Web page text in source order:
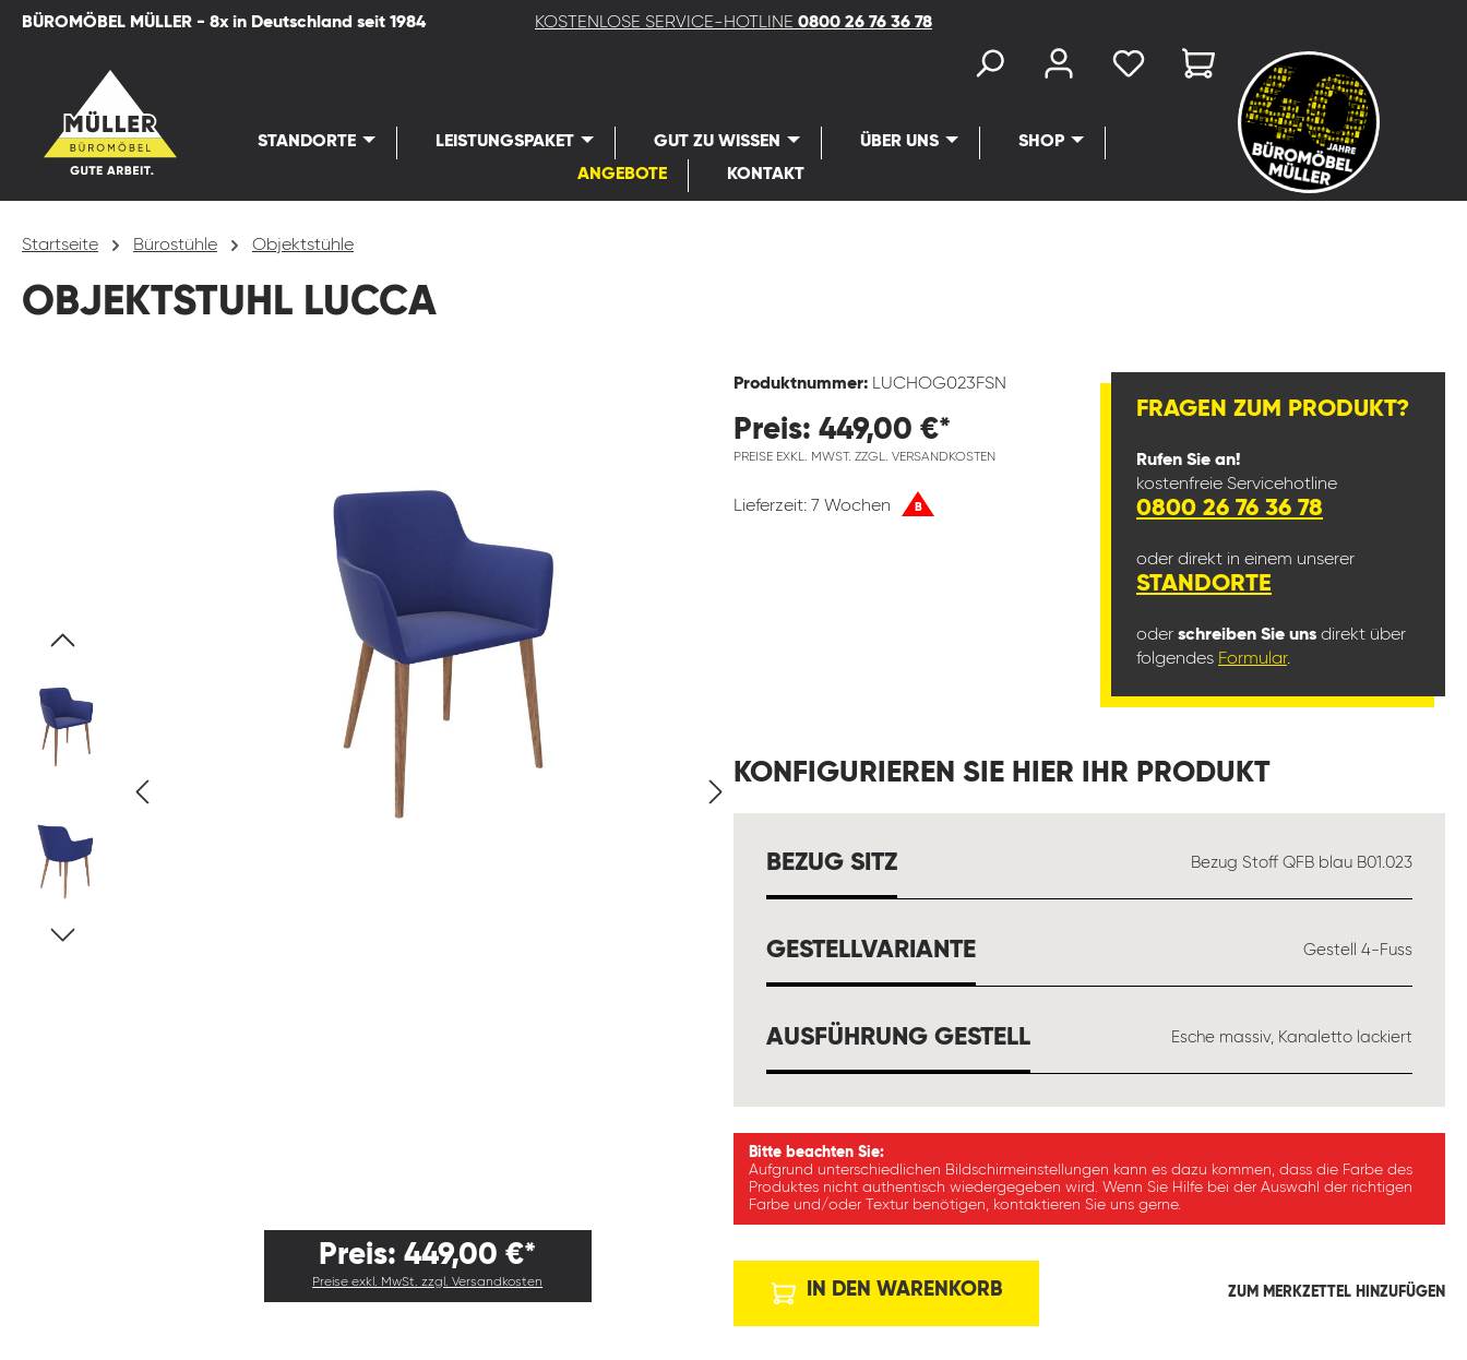
Zur Hauptnavigation springen
BÜROMÖBEL MÜLLER - 8x in Deutschland seit 1984 KOSTENLOSE SERVICE-HOTLINE 0800 26 76 36 78
STANDORTE LEISTUNGSPAKET GUT ZU WISSEN ÜBER UNS
SHOP
ANGEBOTE
KONTAKT
Startseite Bürostühle Objektstühle
OBJEKTSTUHL LUCCA
Preis: 449,00 €*
Preise exkl. MwSt. zzgl. Versandkosten
Produktnummer: LUCHOG023FSN
Preis: 449,00 €*
PREISE EXKL. MWST. ZZGL. VERSANDKOSTEN
Lieferzeit: 7 Wochen B
FRAGEN ZUM PRODUKT?
Rufen Sie an!
kostenfreie Servicehotline
0800 26 76 36 78
oder direkt in einem unserer
STANDORTE
oder schreiben Sie uns direkt über
folgendes Formular.
KONFIGURIEREN SIE HIER IHR PRODUKT
BEZUG SITZAUSWÄHLEN Bezug Stoff QFB blau B01.023
GESTELLVARIANTEAUSWÄHLEN Gestell 4-Fuss
AUSFÜHRUNG GESTELLAUSWÄHLENEsche massiv, Kanaletto lackiert
Bitte beachten Sie:
Aufgrund unterschiedlichen Bildschirmeinstellungen kann es dazu kommen, dass die Farbe des
Produktes nicht authentisch wiedergegeben wird. Wenn Sie Hilfe bei der Auswahl der richtigen
Farbe und/oder Textur benötigen, kontaktieren Sie uns gerne.
IN DEN WARENKORB ZUM MERKZETTEL HINZUFÜGEN